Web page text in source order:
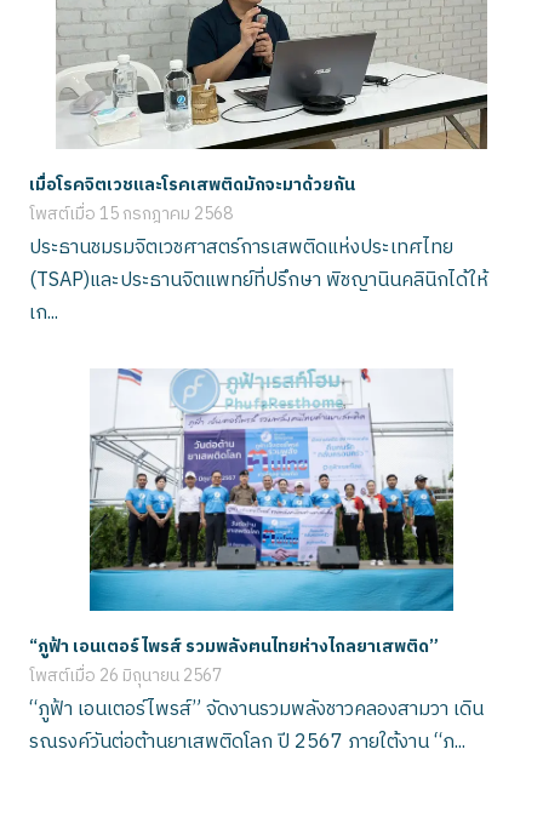
เมื่อโรคจิตเวชและโรคเสพติดมักจะมาด้วยกัน
โพสต์เมื่อ 15 กรกฎาคม 2568
ประธานชมรมจิตเวชศาสตร์การเสพติดแห่งประเทศไทย
(TSAP)และประธานจิตแพทย์ที่ปรึกษา พิชญานินคลินิกได้ให้
เก...
“ภูฟ้า เอนเตอร์ไพรส์ รวมพลังฅนไทยห่างไกลยาเสพติด”
โพสต์เมื่อ 26 มิถุนายน 2567
“ภูฟ้า เอนเตอร์ไพรส์” จัดงานรวมพลังชาวคลองสามวา เดิน
รณรงค์วันต่อต้านยาเสพติดโลก ปี 2567 ภายใต้งาน “ภ...